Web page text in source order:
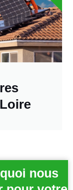
nous